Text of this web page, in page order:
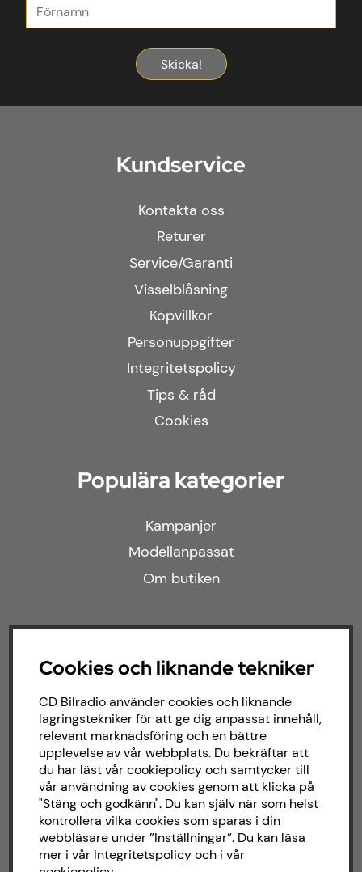
Skicka!
Kundservice
Kontakta oss
Returer
Service/Garanti
Visselblåsning
Köpvillkor
Personuppgifter
Integritetspolicy
Tips & råd
Cookies
Populära kategorier
Kampanjer
Modellanpassat
Om butiken
Följ oss
Instagram
Om CD bilradio
CD Bilradio har sedan starten 1987 arbetat
med försäljning och installation av ljud till
både bilar och båtar. Hos oss hittar du ett
brett sortiment av billjud till alla typer av
Cookies och liknande tekniker
CD Bilradio använder cookies och liknande
lagringstekniker för att ge dig anpassat innehåll,
relevant marknadsföring och en bättre
upplevelse av vår webbplats. Du bekräftar att
du har läst vår cookiepolicy och samtycker till
vår användning av cookies genom att klicka på
"Stäng och godkänn". Du kan själv när som helst
kontrollera vilka cookies som sparas i din
webbläsare under ”Inställningar”. Du kan läsa
mer i vår Integritetspolicyoch i vår